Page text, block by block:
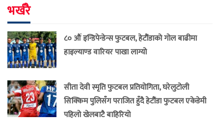
भर्खरै
८० औं इन्डिपेन्डेन्स फुटबल, हेटौंडाको गोल बाढीमा
हाइल्याण्ड वारियर पाखा लाग्यो
सीता देवी स्मृति फुटबल प्रतियोगिता, घरेलुटोली
सिक्किम पुलिसँग पराजित हुँदै हेटौंडा फुटबल एकेडेमी
पहिलो खेलबाटै बाहिरियो